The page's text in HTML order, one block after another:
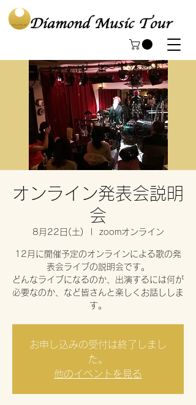
オンライン発表会説明
会
8月22日(土) zoomオンライン
12月に開催予定のオンラインによる歌の発
表会ライブの説明会です。
どんなライブになるのか、出演するには何が
必要なのか、など皆さんと楽しくお話ししま
す。
お申し込みの受付は終了しまし
た。
他のイベントを見る